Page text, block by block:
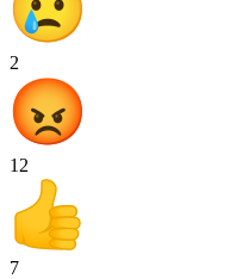
2
12
7